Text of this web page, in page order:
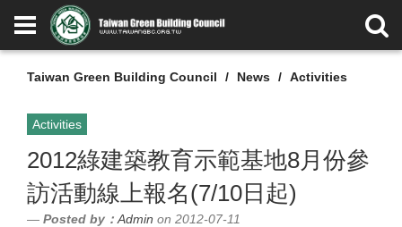
Taiwan Green Building Council News Activities
Activities
2012綠建築教育示範基地8月份參
訪活動線上報名(7/10日起)
Posted by： Admin on 2012-07-11